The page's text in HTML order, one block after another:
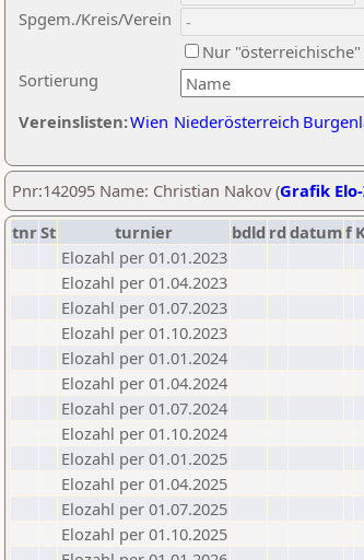
Sortierung
Spgem./Kreis/Verein
Nur "österreichische"
Vereinslisten:Wien Niederösterreich
Pnr:142095 Name: Christian Nakov (Grafik
tnrSt turnier bdld rd datumf
Elozahl per 01.01.2023
Elozahl per 01.04.2023
Elozahl per 01.07.2023
Elozahl per 01.10.2023
Elozahl per 01.01.2024
Elozahl per 01.04.2024
Elozahl per 01.07.2024
Elozahl per 01.10.2024
Elozahl per 01.01.2025
Elozahl per 01.04.2025
Elozahl per 01.07.2025
Elozahl per 01.10.2025